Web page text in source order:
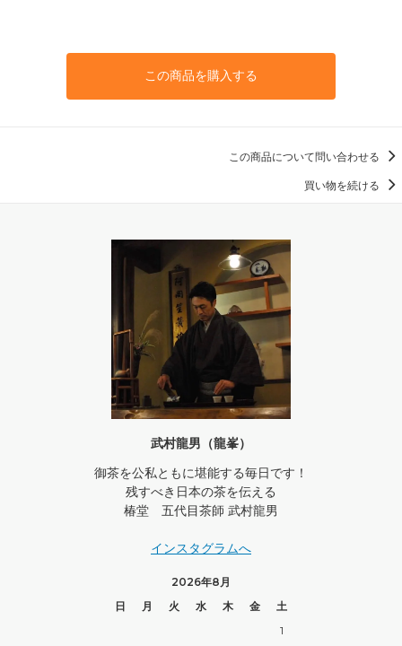
この商品を購入する
この商品について問い合わせる
買い物を続ける
武村龍男（龍峯）
御茶を公私ともに堪能する毎日です！
残すべき日本の茶を伝える
椿堂 五代目茶師 武村龍男
インスタグラムへ
2026年8月
日
月 火 水 木 金
土
1